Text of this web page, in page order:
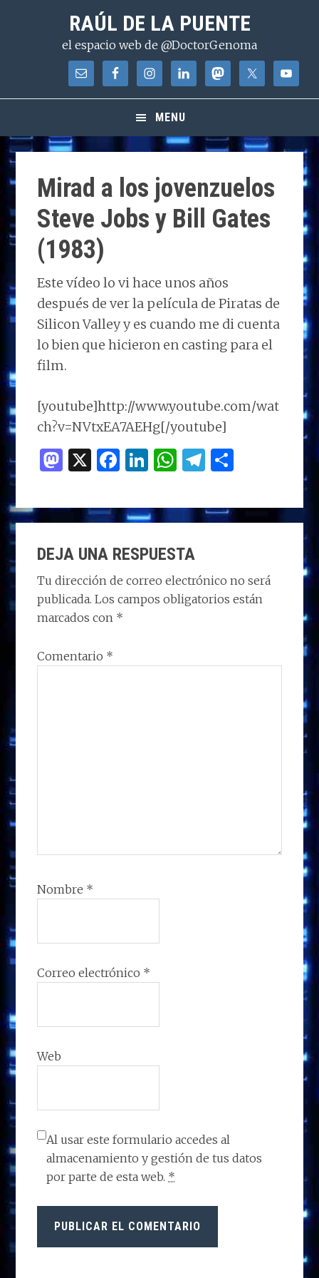
contenido
RAÚL DE LA PUENTE
el espacio web de @DoctorGenoma
MENU
Mirad a los jovenzuelos
Steve Jobs y Bill Gates
(1983)
Este vídeo lo vi hace unos años
después de ver la película de Piratas de
Silicon Valley y es cuando me di cuenta
lo bien que hicieron en casting para el
film.
[youtube]http://www.youtube.com/wat
ch?v=NVtxEA7AEHg[/youtube]
M
to
d
o
n
X F
ce
b
o
o
k
Li
k
e
dI
n
W
at
s
A
p
p
T
e
g
m
m
p
ti
r
INTERACCIONES
CON
LOS
LECTORES
DEJA UNA RESPUESTA
Tu dirección de correo electrónico no será
publicada. Los campos obligatorios están
marcados con *
Comentario *
Nombre *
Correo electrónico *
Web
Al usar este formulario accedes al
almacenamiento y gestión de tus datos
por parte de esta web. *